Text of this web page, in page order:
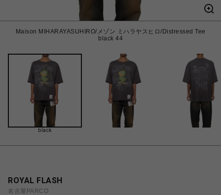
Maison MIHARAYASUHIRO/メゾン ミハラヤスヒロ/Distressed Tee
black 44
black
ROYAL FLASH
名古屋PARCO